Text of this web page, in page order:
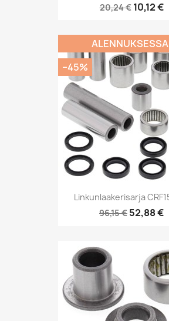
20,24 € 10,12 €
Linkunlaakerisarja
96,15 € 52,88 €
−45%